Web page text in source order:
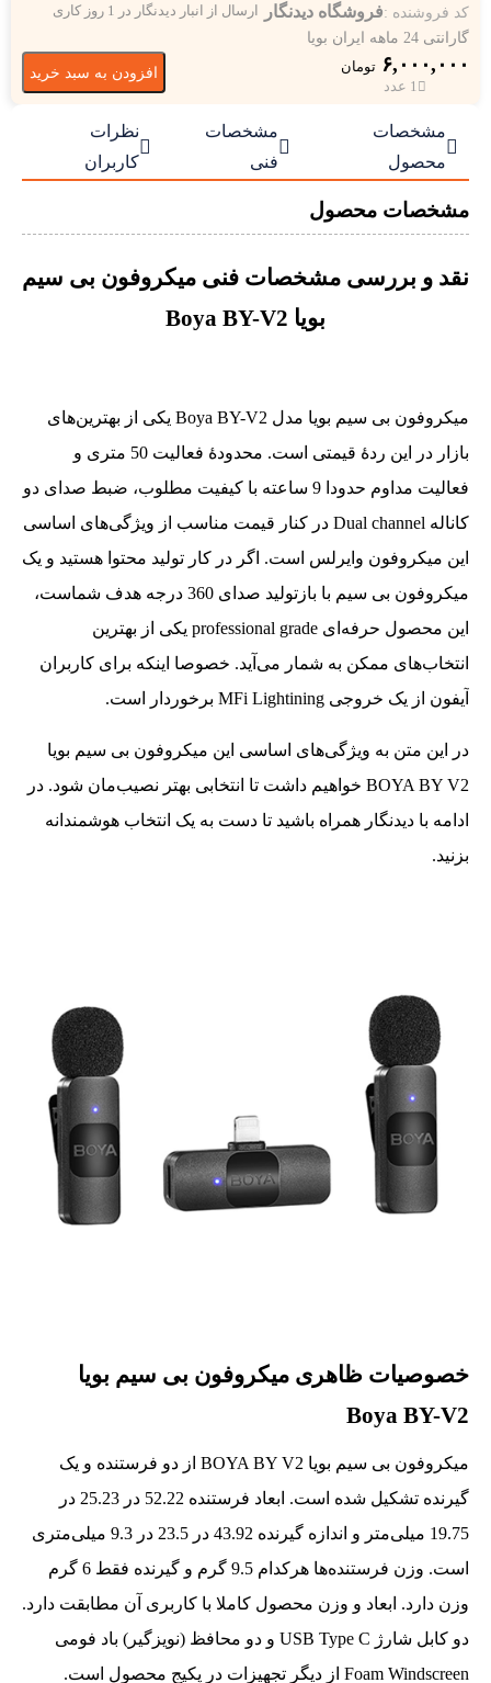
کد فروشنده :فروشگاه دیدنگار ارسال از انبار دیدنگار در 1 روز کاری
گارانتی 24 ماهه ایران بویا
۶,۰۰۰,۰۰۰ تومان
1 عدد
افزودن به سبد خرید

مشخصات
محصول

مشخصات
فنی

نظرات
کاربران
مشخصات محصول
نقد و بررسی مشخصات فنی میکروفون بی سیم
بویا Boya BY-V2
میکروفون بی سیم بویا مدل Boya BY-V2 یکی از بهترین‌های
بازار در این ردۀ قیمتی است. محدودۀ فعالیت 50 متری و
فعالیت مداوم حدودا 9 ساعته با کیفیت مطلوب، ضبط صدای دو
کاناله Dual channel در کنار قیمت مناسب از ویژگی‌های اساسی
این میکروفون وایرلس است. اگر در کار تولید محتوا هستید و یک
میکروفون بی سیم با بازتولید صدای 360 درجه هدف شماست،
این محصول حرفه‌ای professional grade یکی از بهترین
انتخاب‌های ممکن به شمار می‌آید. خصوصا اینکه برای کاربران
آیفون از یک خروجی MFi Lightining برخوردار است.
در این متن به ویژگی‌های اساسی این میکروفون بی سیم بویا
BOYA BY V2 خواهیم داشت تا انتخابی بهتر نصیب‌مان شود. در
ادامه با دیدنگار همراه باشید تا دست به یک انتخاب هوشمندانه
بزنید.
خصوصیات ظاهری میکروفون بی سیم بویا
Boya BY-V2
میکروفون بی سیم بویا BOYA BY V2 از دو فرستنده و یک
گیرنده تشکیل شده است. ابعاد فرستنده 52.22 در 25.23 در
19.75 میلی‌متر و اندازه گیرنده 43.92 در 23.5 در 9.3 میلی‌متری
است. وزن فرستنده‌ها هرکدام 9.5 گرم و گیرنده فقط 6 گرم
وزن دارد. ابعاد و وزن محصول کاملا با کاربری آن مطابقت دارد.
دو کابل شارژ USB Type C و دو محافظ (نویزگیر) باد فومی
Foam Windscreen از دیگر تجهیزات در پکیج محصول است.